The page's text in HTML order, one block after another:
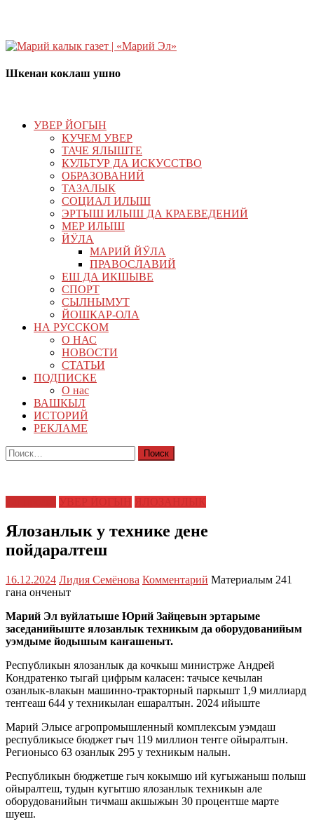
Шкенан коклаш ушно
УВЕР ЙОГЫН
КУЧЕМ УВЕР
ТАЧЕ ЯЛЫШТЕ
КУЛЬТУР ДА ИСКУССТВО
ОБРАЗОВАНИЙ
ТАЗАЛЫК
СОЦИАЛ ИЛЫШ
ЭРТЫШ ИЛЫШ ДА КРАЕВЕДЕНИЙ
МЕР ИЛЫШ
ЙӰЛА
МАРИЙ ЙӰЛА
ПРАВОСЛАВИЙ
ЕШ ДА ИКШЫВЕ
СПОРТ
СЫЛНЫМУТ
ЙОШКАР-ОЛА
НА РУССКОМ
О НАС
НОВОСТИ
СТАТЬИ
ПОДПИСКЕ
О нас
ВАШКЫЛ
ИСТОРИЙ
РЕКЛАМЕ
Найти:
Ялозанлык у технике дене
пойдаралтеш
16.12.2024 Лидия Семёнова Комментарий Материалым 241
гана онченыт
Марий Эл вуйлатыше Юрий Зайцевын эртарыме
заседанийыште ялозанлык техникым да оборудованийым
уэмдыме йодышым каҥашеныт.
Республикын ялозанлык да кочкыш министрже Андрей
Кондратенко тыгай цифрым каласен: тачысе кечылан
озанлык-влакын машинно-тракторный паркышт 1,9 миллиард
теҥгеаш 644 у техникылан ешаралтын. 2024 ийыште
Марий Элысе агропромышленный комплексым уэмдаш
республикысе бюджет гыч 119 миллион теҥге ойыралтын.
Регионысо 63 озанлык 295 у техникым налын.
Республикын бюджетше гыч кокымшо ий кугыжаныш полыш
ойыралтеш, тудын кугытшо ялозанлык техникын але
оборудованийын тичмаш акшыжын 30 процентше марте
шуеш.